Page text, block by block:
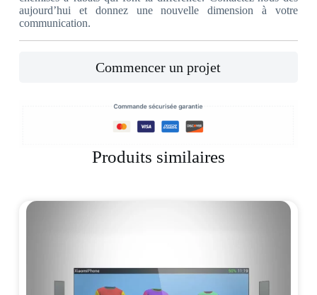
aujourd’hui et donnez une nouvelle dimension à votre
communication.
Commencer un projet
Produits similaires